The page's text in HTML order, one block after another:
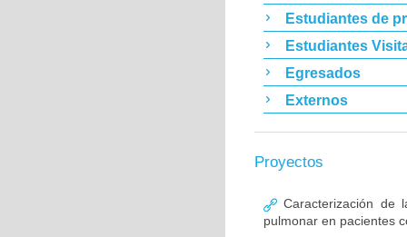
Estudiantes de
Estudiantes
Egresados
Externos
Proyectos
Caracterización de
pulmonar en pacientes